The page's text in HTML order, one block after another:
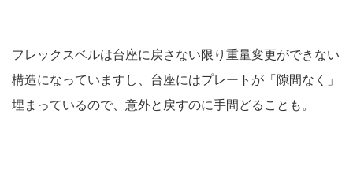
フレックスベルは台座に戻さない限り重量変更ができない
構造になっていますし、台座にはプレートが「隙間なく」
埋まっているので、意外と戻すのに手間どることも。